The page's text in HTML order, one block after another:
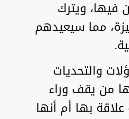
فيها، ويترك
مما سيعيدهم
والتحديات
من يقف وراء
بها أم أنها